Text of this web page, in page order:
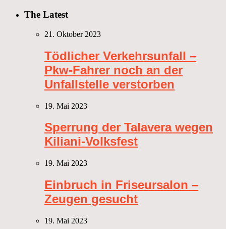
The Latest
21. Oktober 2023
Tödlicher Verkehrsunfall –
Pkw-Fahrer noch an der
Unfallstelle verstorben
19. Mai 2023
Sperrung der Talavera wegen
Kiliani-Volksfest
19. Mai 2023
Einbruch in Friseursalon –
Zeugen gesucht
19. Mai 2023